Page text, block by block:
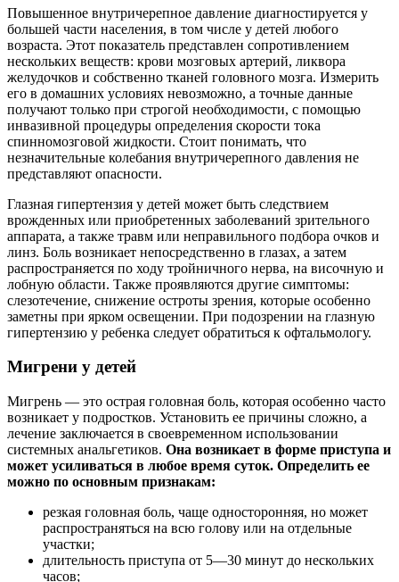
Повышенное внутричерепное давление диагностируется у
большей части населения, в том числе у детей любого
возраста. Этот показатель представлен сопротивлением
нескольких веществ: крови мозговых артерий, ликвора
желудочков и собственно тканей головного мозга. Измерить
его в домашних условиях невозможно, а точные данные
получают только при строгой необходимости, с помощью
инвазивной процедуры определения скорости тока
спинномозговой жидкости. Стоит понимать, что
незначительные колебания внутричерепного давления не
представляют опасности.
Глазная гипертензия у детей может быть следствием
врожденных или приобретенных заболеваний зрительного
аппарата, а также травм или неправильного подбора очков и
линз. Боль возникает непосредственно в глазах, а затем
распространяется по ходу тройничного нерва, на височную и
лобную области. Также проявляются другие симптомы:
слезотечение, снижение остроты зрения, которые особенно
заметны при ярком освещении. При подозрении на глазную
гипертензию у ребенка следует обратиться к офтальмологу.
Мигрени у детей
Мигрень — это острая головная боль, которая особенно часто
возникает у подростков. Установить ее причины сложно, а
лечение заключается в своевременном использовании
системных анальгетиков. Она возникает в форме приступа и
может усиливаться в любое время суток. Определить ее
можно по основным признакам:
резкая головная боль, чаще односторонняя, но может
распространяться на всю голову или на отдельные
участки;
длительность приступа от 5—30 минут до нескольких
часов;